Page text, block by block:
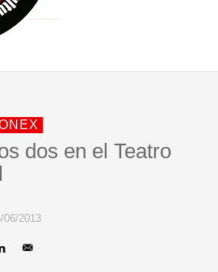
TENGO PUTOS SUEÑOS»
dos en el Teatro
06/2013